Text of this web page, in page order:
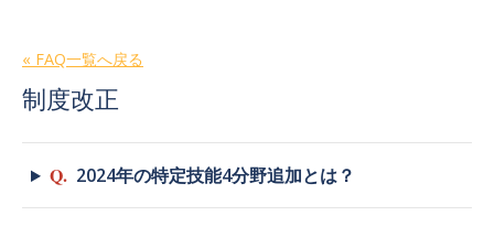
« FAQ一覧へ戻る
制度改正
Q. 2024年の特定技能4分野追加とは？